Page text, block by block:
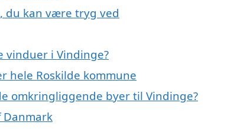
du kan være tryg ved
vinduer i Vindinge?
hele Roskilde kommune
omkringliggende byer til Vindinge?